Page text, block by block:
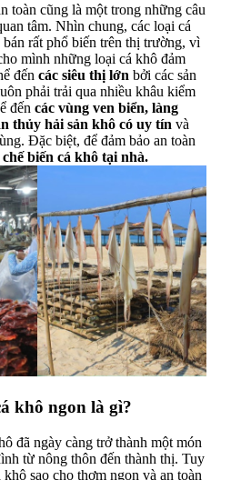
toàn cũng là một trong những câu
tâm. Nhìn chung, các loại cá
rất phổ biến trên thị trường, vì
mình những loại cá khô đảm
đến các siêu thị lớn bởi các sản
phải trải qua nhiều khâu kiểm
đến các vùng ven biển, làng
thủy hải sản khô có uy tín và
Đặc biệt, để đảm bảo an toàn
chế biến cá khô tại nhà.
khô ngon là gì?
đã ngày càng trở thành một món
từ nông thôn đến thành thị. Tuy
sao cho thơm ngon và an toàn